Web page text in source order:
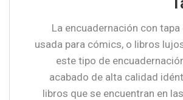
La encuadernación con
usada para cómics, o libros
este tipo de
acabado de alta calidad
libros que se encuentran en